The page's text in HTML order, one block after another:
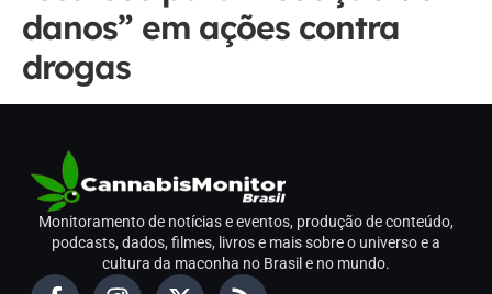
danos” em ações contra
drogas
Monitoramento de notícias e eventos, produção de conteúdo,
podcasts, dados, filmes, livros e mais sobre o universo e a
cultura da maconha no Brasil e no mundo.